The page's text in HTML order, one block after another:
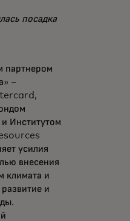
посадка
партнером
–
Институтом
усилия
внесения
климата и
и